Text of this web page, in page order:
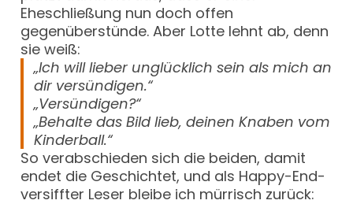
Eheschließung nun doch offen
gegenüberstünde. Aber Lotte lehnt ab, denn
sie weiß:
„Ich will lieber unglücklich sein als mich an
dir versündigen.“
„Versündigen?“
„Behalte das Bild lieb, deinen Knaben vom
Kinderball.“
So verabschieden sich die beiden, damit
endet die Geschichtet, und als Happy-End-
versiffter Leser bleibe ich mürrisch zurück: